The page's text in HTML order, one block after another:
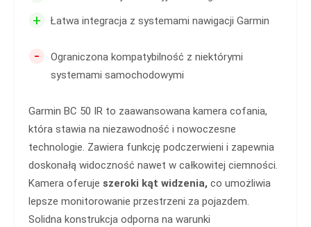
+ Łatwa integracja z systemami nawigacji Garmin
-
Ograniczona kompatybilność z niektórymi
systemami samochodowymi
Garmin BC 50 IR to zaawansowana kamera cofania,
która stawia na niezawodność i nowoczesne
technologie. Zawiera funkcję podczerwieni i zapewnia
doskonałą widoczność nawet w całkowitej ciemności.
Kamera oferuje szeroki kąt widzenia, co umożliwia
lepsze monitorowanie przestrzeni za pojazdem.
Solidna konstrukcja odporna na warunki